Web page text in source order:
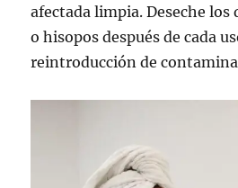
afectada limpia. Deseche los
o hisopos después de cada
reintroducción de